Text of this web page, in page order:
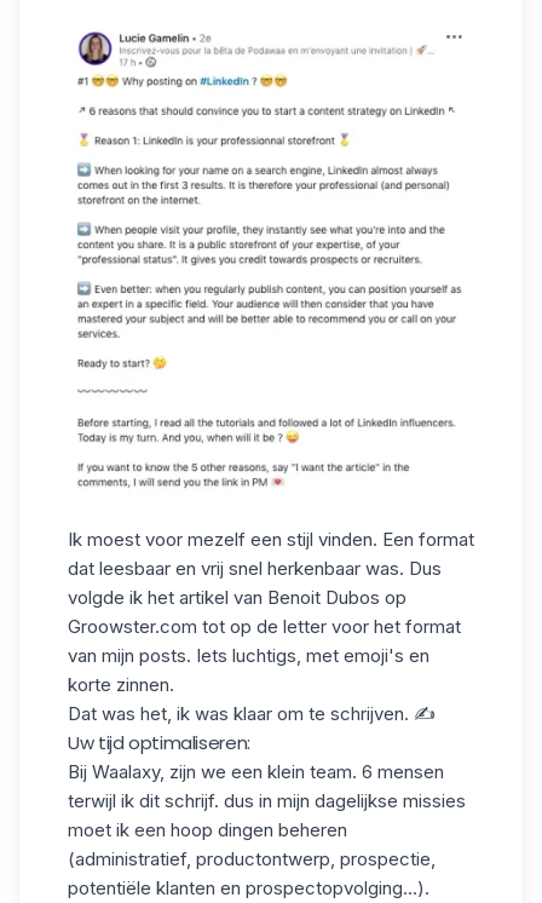
Ik moest voor mezelf een stijl vinden. Een format
dat leesbaar en vrij snel herkenbaar was. Dus
volgde ik het artikel van Benoit Dubos op
Groowster.com tot op de letter voor het format
van mijn posts. Iets luchtigs, met emoji's en
korte zinnen.
Dat was het, ik was klaar om te schrijven. ✍️
Uw tijd optimaliseren:
Bij Waalaxy, zijn we een klein team. 6 mensen
terwijl ik dit schrijf. dus in mijn dagelijkse missies
moet ik een hoop dingen beheren
(administratief, productontwerp, prospectie,
potentiële klanten en prospectopvolging...).